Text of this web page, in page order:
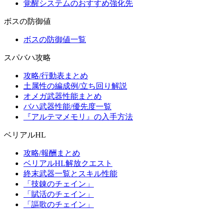
覚醒システムのおすすめ強化先
ボスの防御値
ボスの防御値一覧
スパバハ攻略
攻略/行動表まとめ
土属性の編成例/立ち回り解説
オメガ武器性能まとめ
バハ武器性能/優先度一覧
『アルテマメモリ』の入手方法
ベリアルHL
攻略/報酬まとめ
ベリアルHL解放クエスト
終末武器一覧とスキル性能
「技錬のチェイン」
「賦活のチェイン」
「謳歌のチェイン」